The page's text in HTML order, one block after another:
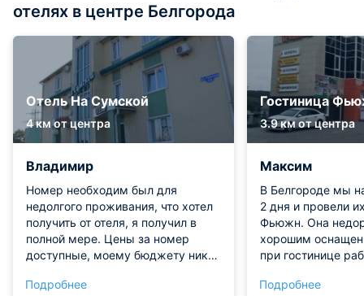
отелях в центре Белгорода
Отель На Сумской
4 км от центра
Владимир
Номер необходим был для
недолгого проживания, что хотел
получить от отеля, я получил в
полной мере. Цены за номер
доступные, моему бюджету никак
сервис обслуживания меня
Подробнее
Гостиница
3.9 км от центра
Максим
В Белгороде мы
2 дня и провели
Фьюжн. Она
хорошим
при гостинице
номере есть
Подробнее